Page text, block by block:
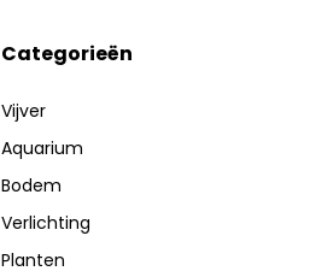
Categorieën
Vijver
Aquarium
Bodem
Verlichting
Planten